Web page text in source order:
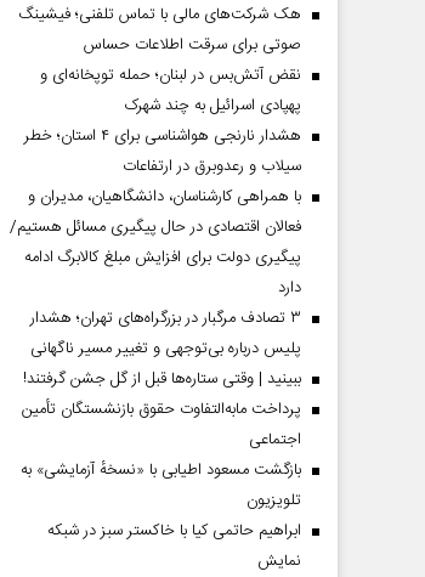
هک شرکت‌های مالی با تماس تلفنی؛ فیشینگ
صوتی برای سرقت اطلاعات حساس
نقض آتش‌بس در لبنان؛ حمله توپخانه‌ای و
پهپادی اسرائیل به چند شهرک
هشدار نارنجی هواشناسی برای ۴ استان؛ خطر
سیلاب و رعدوبرق در ارتفاعات
با همراهی کارشناسان، دانشگاهیان، مدیران و
فعالان اقتصادی در حال پیگیری مسائل هستیم/
پیگیری دولت برای افزایش مبلغ کالابرگ ادامه
دارد
۳ تصادف مرگبار در بزرگراه‌های تهران؛ هشدار
پلیس درباره بی‌توجهی و تغییر مسیر ناگهانی
ببینید | وقتی ستاره‌ها قبل از گل جشن گرفتند!
پرداخت مابه‌التفاوت حقوق بازنشستگان تأمین
اجتماعی
بازگشت مسعود اطیابی با «نسخهٔ آزمایشی» به
تلویزیون
ابراهیم حاتمی کیا با خاکستر سبز در شبکه
نمایش